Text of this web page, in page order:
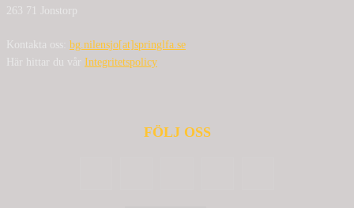
263 71 Jonstorp
Kontakta oss: bg.nilensjo[at]springlfa.se
Här hittar du vår Integritetspolicy
FÖLJ OSS